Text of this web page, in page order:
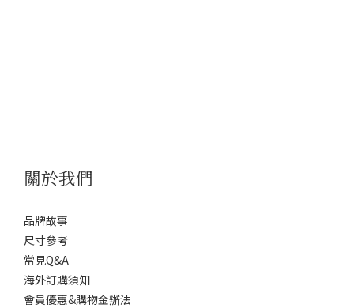
關於我們
品牌故事
尺寸參考
常見Q&A
海外訂購須知
會員優惠&購物金辦法